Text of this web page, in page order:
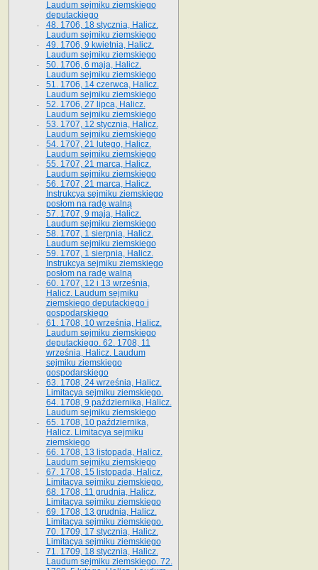
Laudum sejmiku ziemskiego
deputackiego
48. 1706, 18 stycznia, Halicz.
Laudum sejmiku ziemskiego
49. 1706, 9 kwietnia, Halicz.
Laudum sejmiku ziemskiego
50. 1706, 6 maja, Halicz.
Laudum sejmiku ziemskiego
51. 1706, 14 czerwca, Halicz.
Laudum sejmiku ziemskiego
52. 1706, 27 lipca, Halicz.
Laudum sejmiku ziemskiego
53. 1707, 12 stycznia, Halicz.
Laudum sejmiku ziemskiego
54. 1707, 21 lutego, Halicz.
Laudum sejmiku ziemskiego
55. 1707, 21 marca, Halicz.
Laudum sejmiku ziemskiego
56. 1707, 21 marca, Halicz.
Instrukcya sejmiku ziemskiego
posłom na radę walną
57. 1707, 9 maja, Halicz.
Laudum sejmiku ziemskiego
58. 1707, 1 sierpnia, Halicz.
Laudum sejmiku ziemskiego
59. 1707, 1 sierpnia, Halicz.
Instrukcya sejmiku ziemskiego
posłom na radę walną
60. 1707, 12 i 13 września,
Halicz. Laudum sejmiku
ziemskiego deputackiego i
gospodarskiego
61. 1708, 10 września, Halicz.
Laudum sejmiku ziemskiego
deputackiego. 62. 1708, 11
września, Halicz. Laudum
sejmiku ziemskiego
gospodarskiego
63. 1708, 24 września, Halicz.
Limitacya sejmiku ziemskiego.
64. 1708, 9 października, Halicz.
Laudum sejmiku ziemskiego
65­. 1708, 10 października,
Halicz. Limitacya sejmiku
ziemskiego
66. 1708, 13 listopada, Halicz.
Laudum sejmiku ziemskiego
67. 1708, 15 listopada, Halicz.
Limitacya sejmiku ziemskiego.
68. 1708, 11 grudnia, Halicz.
Limitacya sejmiku ziemskiego
69. 1708, 13 grudnia, Halicz.
Limitacya sejmiku ziemskiego.
70. 1709, 17 stycznia, Halicz.
Limitacya sejmiku ziemskiego
71. 1709, 18 stycznia, Halicz.
Laudum sejmiku ziemskiego. 72.